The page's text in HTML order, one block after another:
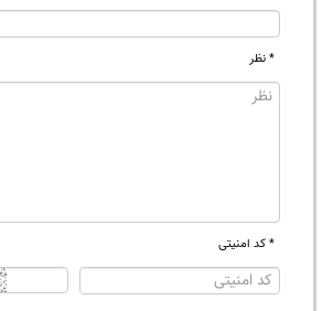
* نظر
* کد امنیتی